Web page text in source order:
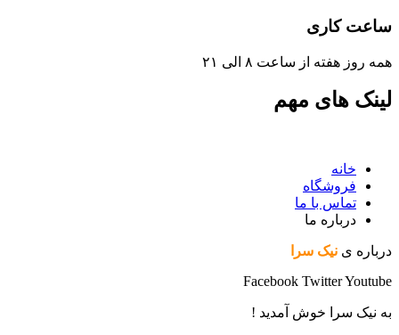
ساعت کاری
همه روز هفته از ساعت ٨ الی ۲۱
لینک های مهم
خانه
فروشگاه
تماس با ما
درباره ما
درباره ی نیک سرا
Facebook TwitterYoutube
به نیک سرا خوش آمدید !